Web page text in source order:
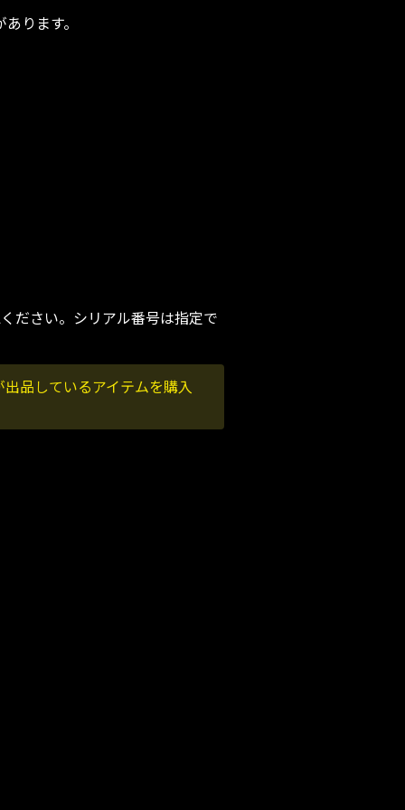
ります。
ださい。シリアル番号は指定で
品しているアイテムを購入